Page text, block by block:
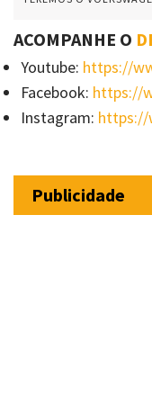
ACOMPANHE O
Youtube: https://
Facebook: https://
Instagram: https://
Publicidade